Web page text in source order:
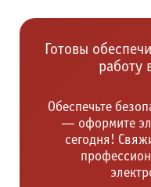
Готовы
работу
Обеспечьте
— оформите
сегодня!